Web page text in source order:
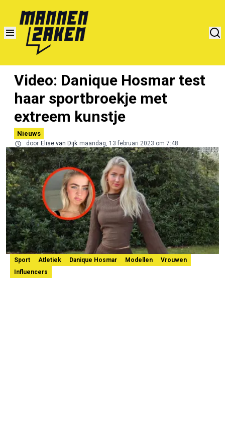
Video: Danique Hosmar test
haar sportbroekje met
extreem kunstje
Nieuws
door Elise van Dijk maandag, 13 februari 2023 om 7:48
Sport Atletiek Danique Hosmar Modellen
Vrouwen
Influencers